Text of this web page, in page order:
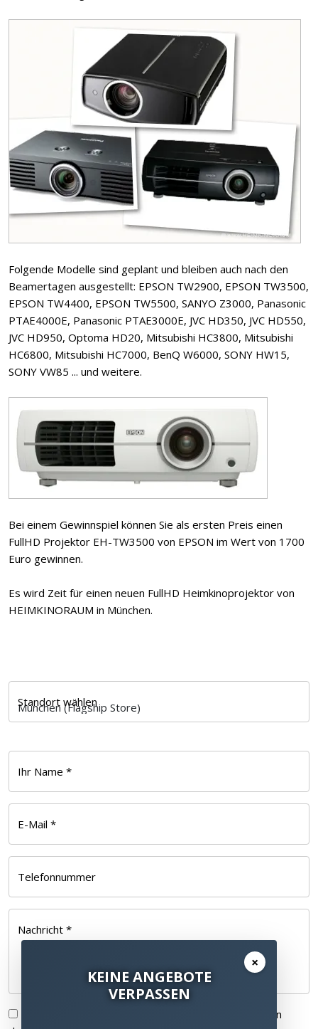
Folgende Modelle sind geplant und bleiben auch nach den
Beamertagen ausgestellt: EPSON TW2900, EPSON TW3500,
EPSON TW4400, EPSON TW5500, SANYO Z3000, Panasonic
PTAE4000E, Panasonic PTAE3000E, JVC HD350, JVC HD550,
JVC HD950, Optoma HD20, Mitsubishi HC3800, Mitsubishi
HC6800, Mitsubishi HC7000, BenQ W6000, SONY HW15,
SONY VW85 ... und weitere.
Bei einem Gewinnspiel können Sie als ersten Preis einen
FullHD Projektor EH-TW3500 von EPSON im Wert von 1700
Euro gewinnen.
Es wird Zeit für einen neuen FullHD Heimkinoprojektor von
HEIMKINORAUM in München.
Standort wählen
Ihr Name *
E-Mail *
Telefonnummer
Nachricht *
gelesen und bin
×
KEINE ANGEBOTE
VERPASSEN